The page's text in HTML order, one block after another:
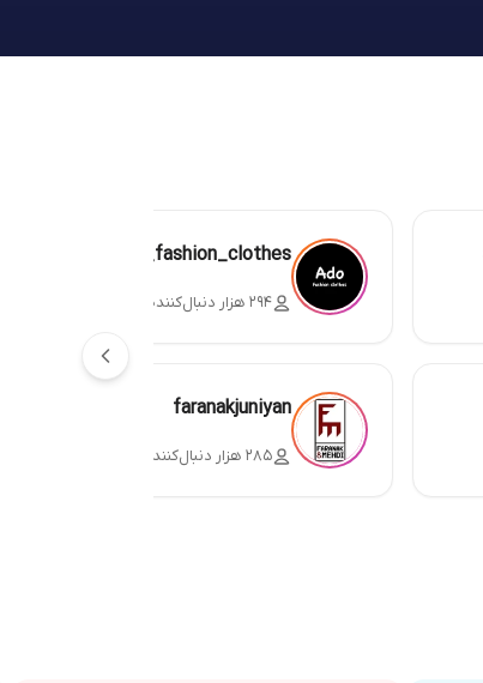
ado_fashion_clothes
۲۹۴ هزار دنبال‌کننده
faranakjuniyan
۲۸۵ هزار دنبال‌کننده